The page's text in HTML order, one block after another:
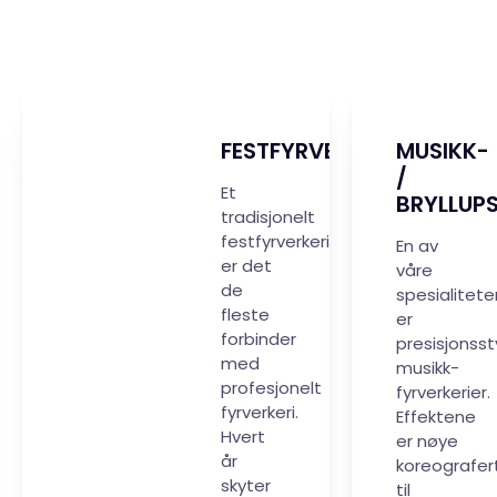
FESTFYRVERKERI
Et
tradisjonelt
festfyrverkeri
er det
de
fleste
forbinder
med
profesjonelt
fyrverkeri.
Hvert
år
skyter
MUSIKK-
/
En av
våre
er
musikk-
fyrverkerier.
Effektene
er nøye
til